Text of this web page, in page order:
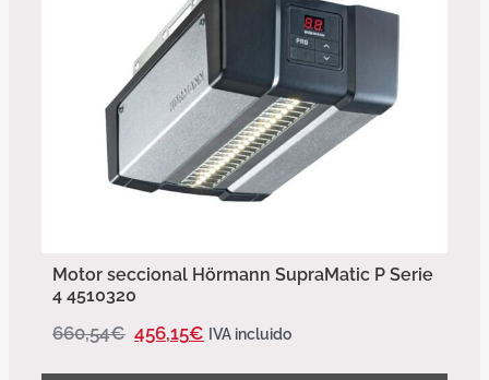
Motor seccional Hörmann SupraMatic P Serie
4 4510320
660,54€ 456,15€ IVA incluido